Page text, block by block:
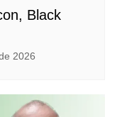
Black
2026